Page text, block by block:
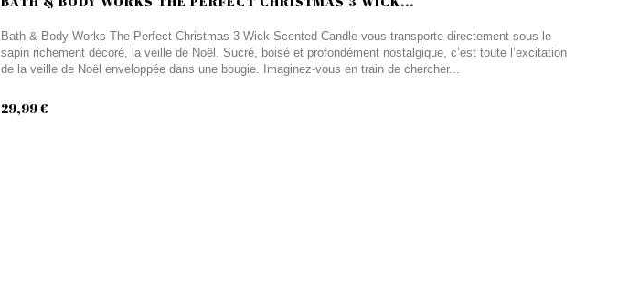
Bath & Body Works The Perfect Christmas 3 Wick Scented Candle vous transporte directement sous le
sapin richement décoré, la veille de Noël. Sucré, boisé et profondément nostalgique, c’est toute l’excitation
de la veille de Noël enveloppée dans une bougie. Imaginez-vous en train de chercher...
29,99 €